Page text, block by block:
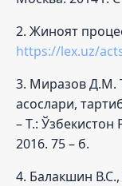
2. Жиноят
https://lex.uz/
3. Миразов Д.М.
асослари,
– Т.:
2016. 75 – б.
4. Балакшин